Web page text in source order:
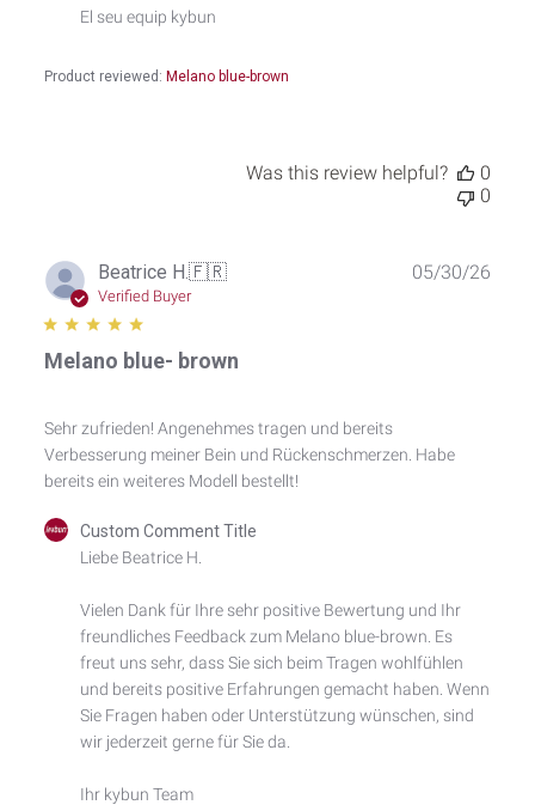
Product reviewed: Melano blue-brown
25
El seu equip kybun
Was this review helpful?
0
0
Beatrice H. 🇫🇷
Verified Buyer
Melano blue- brown
Sehr zufrieden! Angenehmes tragen und bereits
Verbesserung meiner Bein und Rückenschmerzen. Habe
bereits ein weiteres Modell bestellt!
Comments
Review
Custom
Comment
Custom Comment Title
Liebe Beatrice H.
Vielen Dank für Ihre sehr positive Bewertung und Ihr
freundliches Feedback zum Melano blue-brown. Es
freut uns sehr, dass Sie sich beim Tragen wohlfühlen
und bereits positive Erfahrungen gemacht haben. Wenn
Sie Fragen haben oder Unterstützung wünschen, sind
wir jederzeit gerne für Sie da.
Ihr kybun Team
05/30/26